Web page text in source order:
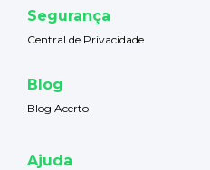
Segurança
Central de Privacidade
Blog
Blog Acerto
Ajuda